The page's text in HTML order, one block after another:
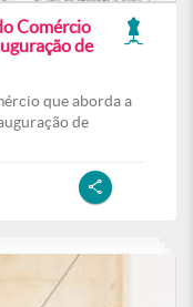
Comércio
de
que aborda a
de